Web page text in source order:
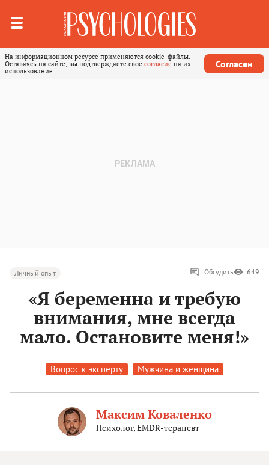
На информационном ресурсе применяются cookie-файлы.
Оставаясь на сайте, вы подтверждаете свое согласие на их
использование.
Согласен
Личный опыт Обсудить 649
«Я беременна и требую
внимания, мне всегда
мало. Остановите меня!»
Вопрос к эксперту Мужчина и женщина
Максим Коваленко
Психолог, EMDR-терапевт